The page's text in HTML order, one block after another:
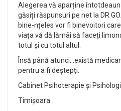
Alegerea vă aparține
găsiți răspunsuri pe net la DR
bine-nțeles vor fi binevoitori
viața vă dă lămâi să faceți
totul și cu totul altul.
Însă până atunci...există
pentru a fi deștepți.
Cabinet Psihoterapie și
Timișoara